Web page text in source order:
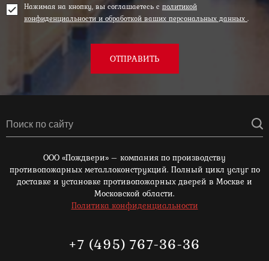
Нажимая на кнопку, вы соглашаетесь с политикой
конфиденциальности и обработкой ваших персональных данных .
ОТПРАВИТЬ
ООО «Пождвери» – компания по производству
противопожарных металлоконструкций. Полный цикл услуг по
доставке и установке противопожарных дверей в Москве и
Московской области.
Политика конфиденциальности
+7 (495) 767-36-36